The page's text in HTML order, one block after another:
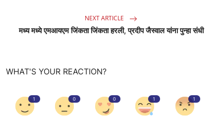
NEXT ARTICLE
मध्य मध्ये एमआयएम जिंकता जिंकता हरली, प्रदीप जैस्वाल यांना पुन्हा संधी
WHAT'S YOUR REACTION?
1 0 0 1 1